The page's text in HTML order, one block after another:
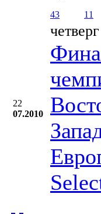
43 11
22
07.2010
четверг